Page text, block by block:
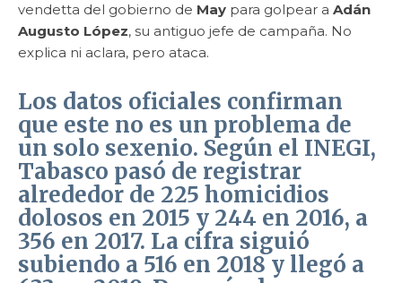
vendetta del gobierno de May para golpear a Adán
Augusto López, su antiguo jefe de campaña. No
explica ni aclara, pero ataca.
Los datos oficiales confirman
que este no es un problema de
un solo sexenio. Según el INEGI,
Tabasco pasó de registrar
alrededor de 225 homicidios
dolosos en 2015 y 244 en 2016, a
356 en 2017. La cifra siguió
subiendo a 516 en 2018 y llegó a